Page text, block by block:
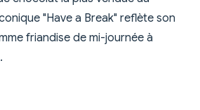
"Have a Break" reflète son
friandise de mi-journée à